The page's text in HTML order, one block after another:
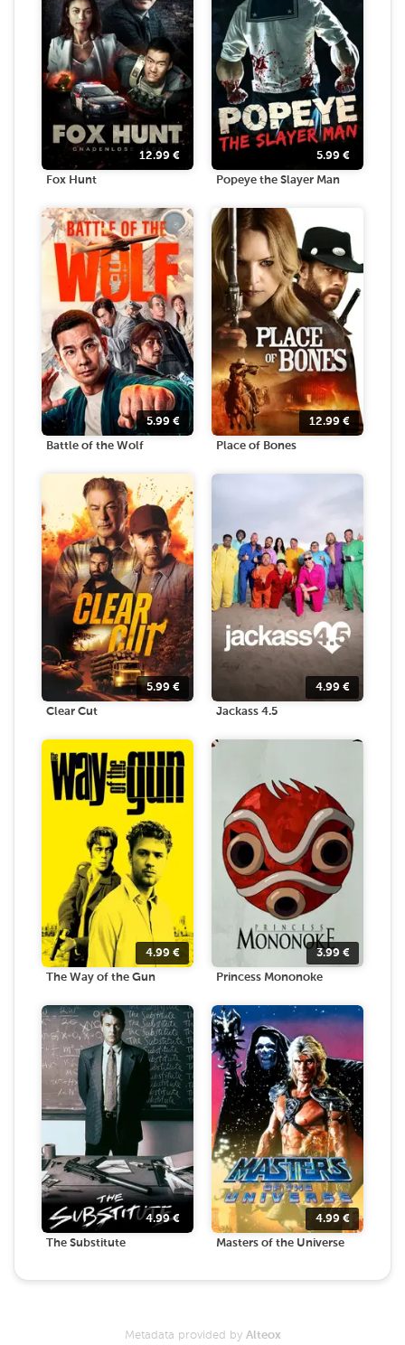
12.99 €
Fox Hunt
5.99 €
Popeye the Slayer Man
5.99 €
Battle of the Wolf
12.99 €
Place of Bones
5.99 €
Clear Cut
4.99 €
Jackass 4.5
4.99 €
The Way of the Gun
3.99 €
Princess Mononoke
4.99€
The Substitute
4.99 €
Masters of the Universe
Metadata provided by Alteox